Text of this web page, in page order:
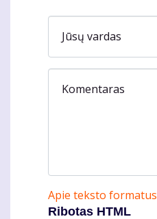
Jūsų vardas
Komentaras
Apie teksto formatus
Ribotas HTML